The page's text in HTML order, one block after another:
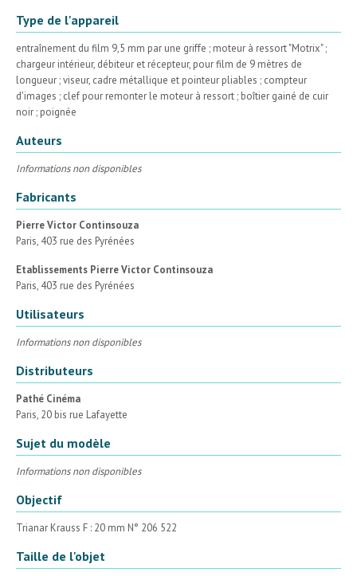
Type de l'appareil
entraînement du film 9,5 mm par une griffe ; moteur à ressort "Motrix" ;
chargeur intérieur, débiteur et récepteur, pour film de 9 mètres de
longueur ; viseur, cadre métallique et pointeur pliables ; compteur
d'images ; clef pour remonter le moteur à ressort ; boîtier gainé de cuir
noir ; poignée
Auteurs
Informations non disponibles
Fabricants
Pierre Victor Continsouza
Paris, 403 rue des Pyrénées
Etablissements Pierre Victor Continsouza
Paris, 403 rue des Pyrénées
Utilisateurs
Informations non disponibles
Distributeurs
Pathé Cinéma
Paris, 20 bis rue Lafayette
Sujet du modèle
Informations non disponibles
Objectif
Trianar Krauss F : 20 mm N° 206 522
Taille de l'objet